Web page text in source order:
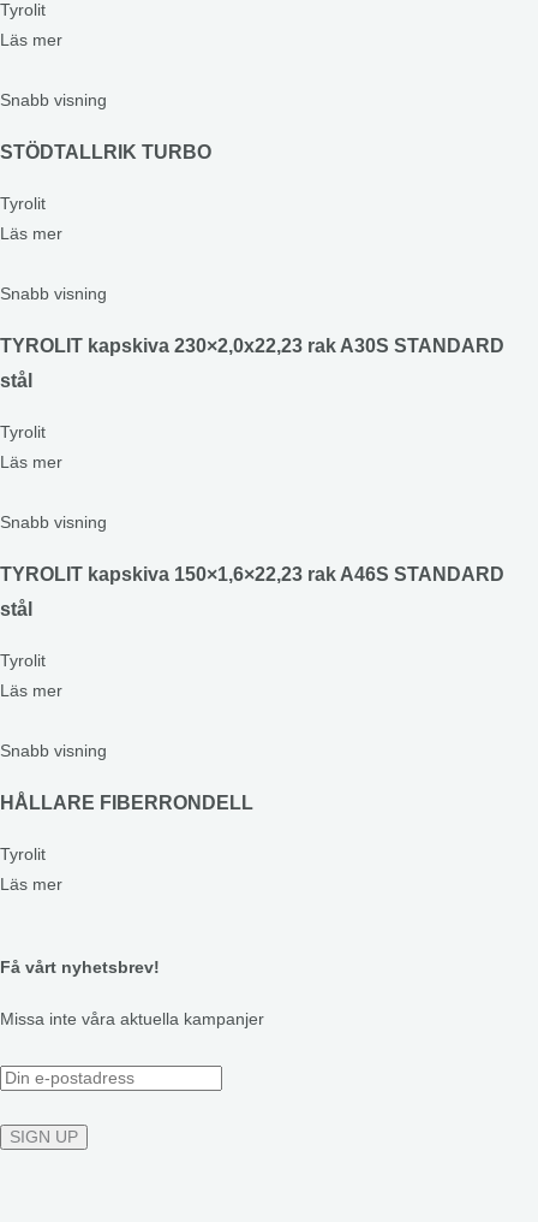
Tyrolit
Läs mer
Snabb visning
STÖDTALLRIK TURBO
Tyrolit
Läs mer
Snabb visning
TYROLIT kapskiva 230×2,0x22,23 rak A30S STANDARD
stål
Tyrolit
Läs mer
Snabb visning
TYROLIT kapskiva 150×1,6×22,23 rak A46S STANDARD
stål
Tyrolit
Läs mer
Snabb visning
HÅLLARE FIBERRONDELL
Tyrolit
Läs mer
Få vårt nyhetsbrev!
Missa inte våra aktuella kampanjer